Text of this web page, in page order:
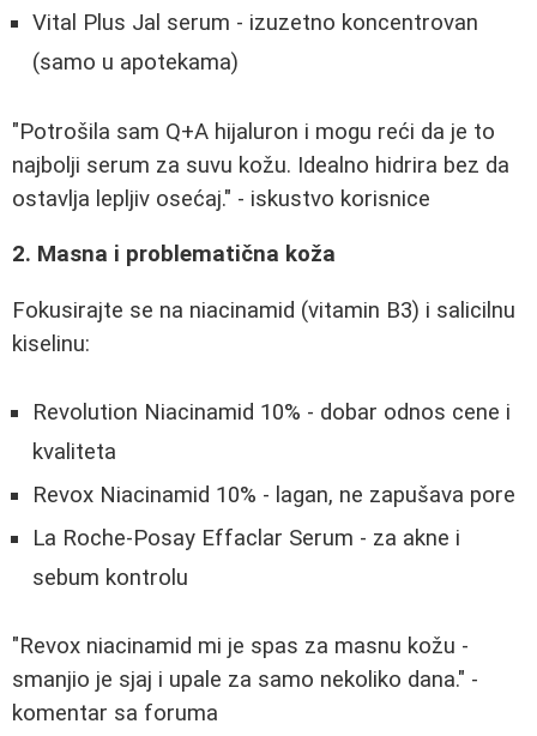
Vital Plus Jal serum - izuzetno koncentrovan
(samo u apotekama)
"Potrošila sam Q+A hijaluron i mogu reći da je to
najbolji serum za suvu kožu. Idealno hidrira bez da
ostavlja lepljiv osećaj." - iskustvo korisnice
2. Masna i problematična koža
Fokusirajte se na niacinamid (vitamin B3) i salicilnu
kiselinu:
Revolution Niacinamid 10% - dobar odnos cene i
kvaliteta
Revox Niacinamid 10% - lagan, ne zapušava pore
La Roche-Posay Effaclar Serum - za akne i
sebum kontrolu
"Revox niacinamid mi je spas za masnu kožu -
smanjio je sjaj i upale za samo nekoliko dana." -
komentar sa foruma